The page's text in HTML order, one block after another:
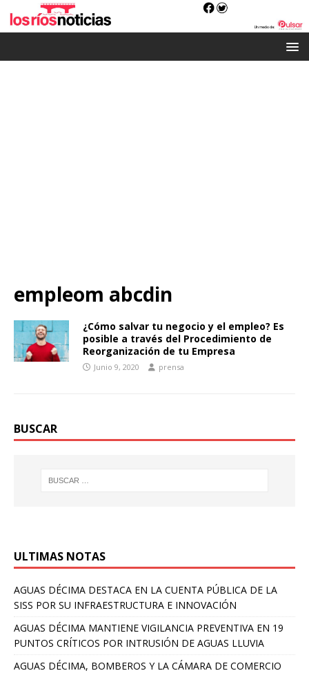
empleom abcdin
¿Cómo salvar tu negocio y el empleo? Es
posible a través del Procedimiento de
Reorganización de tu Empresa
Junio 9, 2020 prensa
BUSCAR
ULTIMAS NOTAS
AGUAS DÉCIMA DESTACA EN LA CUENTA PÚBLICA DE LA
SISS POR SU INFRAESTRUCTURA E INNOVACIÓN
AGUAS DÉCIMA MANTIENE VIGILANCIA PREVENTIVA EN 19
PUNTOS CRÍTICOS POR INTRUSIÓN DE AGUAS LLUVIA
AGUAS DÉCIMA, BOMBEROS Y LA CÁMARA DE COMERCIO